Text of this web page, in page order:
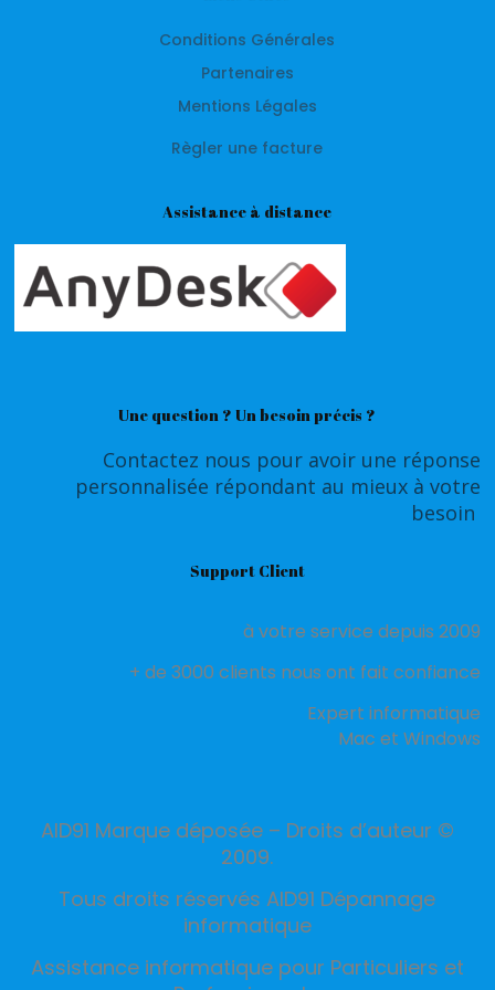
Conditions Générales
Partenaires
Mentions Légales
Règler une facture
Assistance à distance
Une question ? Un besoin précis ?
Contactez nous pour avoir une réponse
personnalisée répondant au mieux à votre
besoin
Support Client
à votre service depuis 2009
+ de 3000 clients nous ont fait confiance
Expert informatique
Mac et Windows
AID91 Marque déposée – Droits d’auteur ©
2009.
Tous droits réservés AID91 Dépannage
informatique
Assistance informatique pour Particuliers et